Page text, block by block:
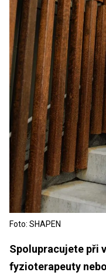
Foto: SHAPEN
Spolupracujete při
fyzioterapeuty